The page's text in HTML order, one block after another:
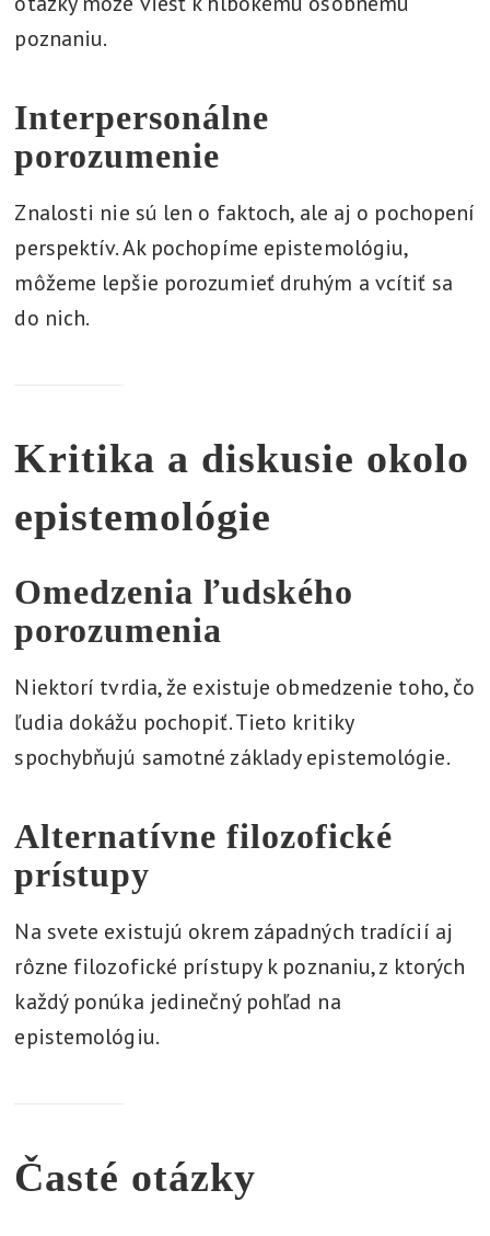
poznaniu.
Interpersonálne
porozumenie
Znalosti nie sú len o faktoch, ale aj o pochopení
perspektív. Ak pochopíme epistemológiu,
môžeme lepšie porozumieť druhým a vcítiť sa
do nich.
Kritika a diskusie okolo
epistemológie
Omedzenia ľudského
porozumenia
Niektorí tvrdia, že existuje obmedzenie toho, čo
ľudia dokážu pochopiť. Tieto kritiky
spochybňujú samotné základy epistemológie.
Alternatívne filozofické
prístupy
Na svete existujú okrem západných tradícií aj
rôzne filozofické prístupy k poznaniu, z ktorých
každý ponúka jedinečný pohľad na
epistemológiu.
Časté otázky